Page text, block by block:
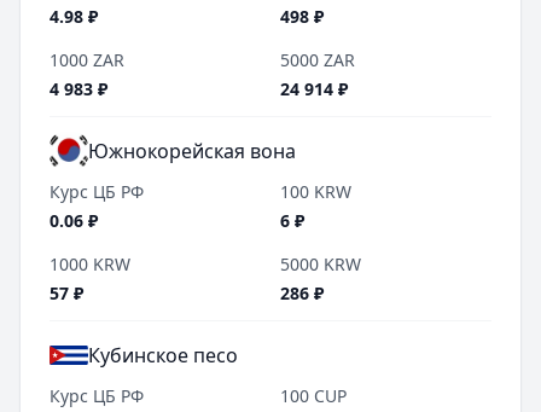
4.98 ₽
498 ₽
1000 ZAR
4 983 ₽
5000 ZAR
24 914 ₽
Южнокорейская вона
Курс ЦБ РФ
0.06 ₽
100 KRW
6 ₽
1000 KRW
57 ₽
5000 KRW
286 ₽
Кубинское песо
Курс ЦБ РФ
100 CUP